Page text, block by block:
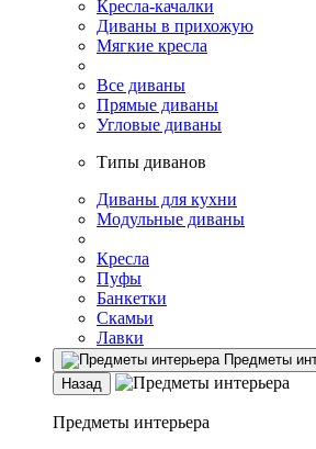
Кресла-качалки
Диваны в прихожую
Мягкие кресла
Все диваны
Прямые диваны
Угловые диваны
Типы диванов
Диваны для кухни
Модульные диваны
Кресла
Пуфы
Банкетки
Скамьи
Лавки
Предметы
Назад
Предметы интерьера